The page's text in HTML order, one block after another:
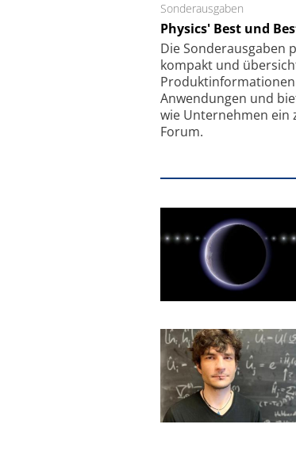
Sonderausgaben
Physics' Best und
Die Sonder­ausgaben
kompakt und
Anwendungen und
wie Unternehmen ein
Forum.